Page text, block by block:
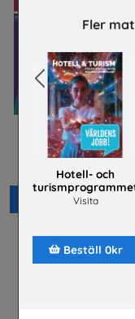
Fler
Hotell- och
Visita
Beställ 0kr
Previous
Bygg- och
Byggbranschens
Beställ 0kr